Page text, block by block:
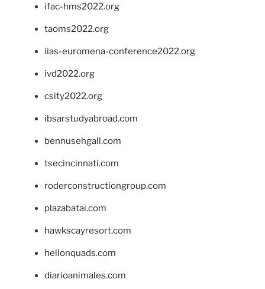
ifac-hms2022.org
taoms2022.org
iias-euromena-conference2022.org
ivd2022.org
csity2022.org
ibsarstudyabroad.com
bennusehgall.com
tsecincinnati.com
roderconstructiongroup.com
plazabatai.com
hawkscayresort.com
hellonquads.com
diarioanimales.com